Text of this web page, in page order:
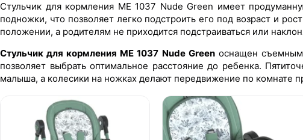
Стульчик для кормления ME 1037 Nude Green имеет
подножки, что позволяет легко подстроить его под возраст и
положении, а родителям не приходится подстраиваться или
Стульчик для кормления ME 1037 Nude Greenоснащен съемным
позволяет выбрать оптимальное расстояние до ребенка.
малыша, а колесики на ножках делают передвижение по комнате